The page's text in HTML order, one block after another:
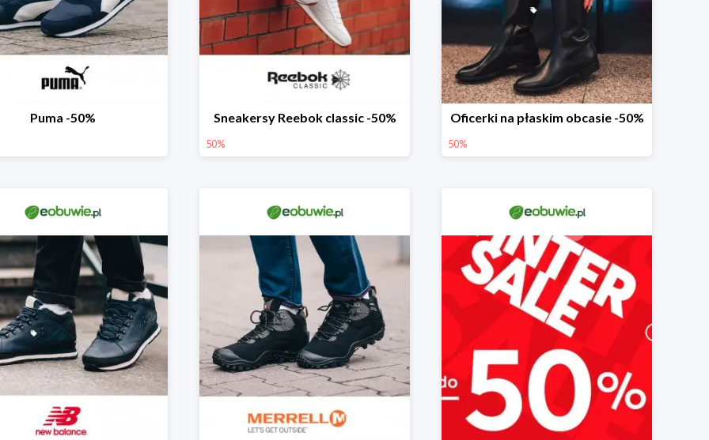
Puma -50% Sneakersy Reebok classic -50%
50%
Oficerki na płaskim obcasie -50%
50%